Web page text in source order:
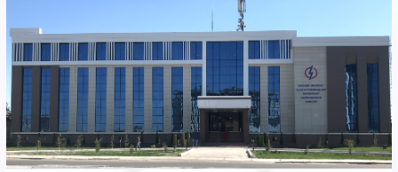
korxonasi”
AJ
“Buxoro
hududiy